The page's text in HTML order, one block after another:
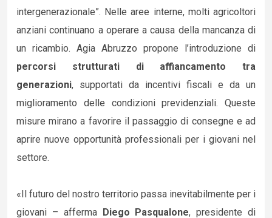
intergenerazionale”. Nelle aree interne, molti agricoltori
anziani continuano a operare a causa della mancanza di
un ricambio. Agia Abruzzo propone l’introduzione di
percorsi strutturati di affiancamento tra
generazioni, supportati da incentivi fiscali e da un
miglioramento delle condizioni previdenziali. Queste
misure mirano a favorire il passaggio di consegne e ad
aprire nuove opportunità professionali per i giovani nel
settore.
«Il futuro del nostro territorio passa inevitabilmente per i
giovani – afferma Diego Pasqualone, presidente di